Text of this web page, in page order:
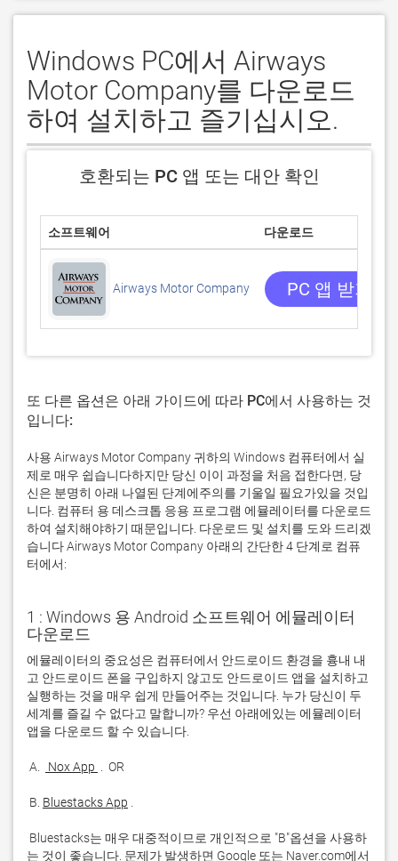
Windows PC에서 Airways
Motor Company를 다운로드
하여 설치하고 즐기십시오.
호환되는 PC 앱 또는 대안 확인
소프트웨어 다운로드
Airways Motor Company PC 앱 받기
또 다른 옵션은 아래 가이드에 따라 PC에서 사용하는 것
입니다:
사용 Airways Motor Company 귀하의 Windows 컴퓨터에서 실
제로 매우 쉽습니다하지만 당신 이이 과정을 처음 접한다면, 당
신은 분명히 아래 나열된 단계에주의를 기울일 필요가있을 것입
니다. 컴퓨터 용 데스크톱 응용 프로그램 에뮬레이터를 다운로드
하여 설치해야하기 때문입니다. 다운로드 및 설치를 도와 드리겠
습니다 Airways Motor Company 아래의 간단한 4 단계로 컴퓨
터에서:
1 : Windows 용 Android 소프트웨어 에뮬레이터
다운로드
에뮬레이터의 중요성은 컴퓨터에서 안드로이드 환경을 흉내 내
고 안드로이드 폰을 구입하지 않고도 안드로이드 앱을 설치하고
실행하는 것을 매우 쉽게 만들어주는 것입니다. 누가 당신이 두
세계를 즐길 수 없다고 말합니까? 우선 아래에있는 에뮬레이터
A. Nox App
B. Bluestacks App
는 것이 좋습니다. 문제가 발생하면 Google 또는 Naver.com에서